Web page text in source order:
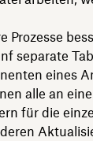
Prozesse
separate
eines
alle an
für die